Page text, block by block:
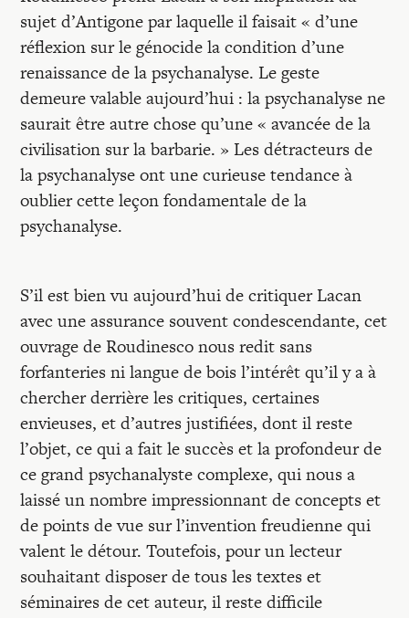
sujet d’Antigone par laquelle il faisait « d’une
réflexion sur le génocide la condition d’une
renaissance de la psychanalyse. Le geste
demeure valable aujourd’hui : la psychanalyse ne
saurait être autre chose qu’une « avancée de la
civilisation sur la barbarie. » Les détracteurs de
la psychanalyse ont une curieuse tendance à
oublier cette leçon fondamentale de la
psychanalyse.
S’il est bien vu aujourd’hui de critiquer Lacan
avec une assurance souvent condescendante, cet
ouvrage de Roudinesco nous redit sans
forfanteries ni langue de bois l’intérêt qu’il y a à
chercher derrière les critiques, certaines
envieuses, et d’autres justifiées, dont il reste
l’objet, ce qui a fait le succès et la profondeur de
ce grand psychanalyste complexe, qui nous a
laissé un nombre impressionnant de concepts et
de points de vue sur l’invention freudienne qui
valent le détour. Toutefois, pour un lecteur
souhaitant disposer de tous les textes et
séminaires de cet auteur, il reste difficile